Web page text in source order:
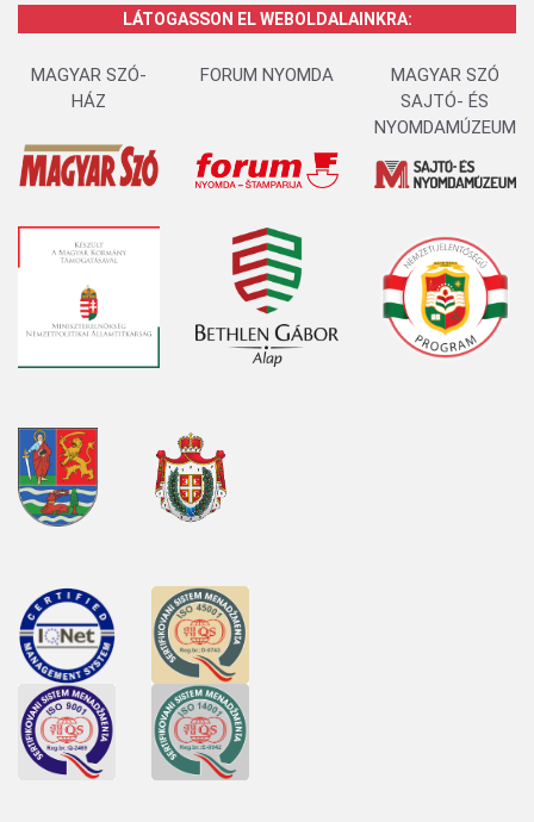
LÁTOGASSON EL WEBOLDALAINKRA:
MAGYAR SZÓ-
HÁZ
FORUM NYOMDA
MAGYAR SZÓ
SAJTÓ- ÉS
NYOMDAMÚZEUM